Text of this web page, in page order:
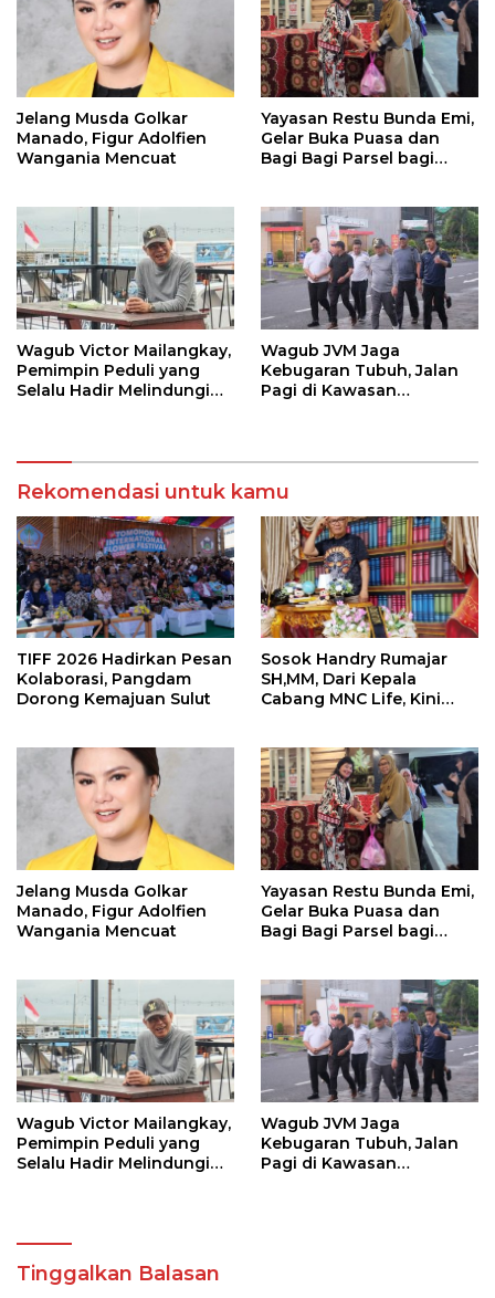
Jelang Musda Golkar
Manado, Figur Adolfien
Wangania Mencuat
Yayasan Restu Bunda Emi,
Gelar Buka Puasa dan
Bagi Bagi Parsel bagi
Wagub Victor Mailangkay,
Pemimpin Peduli yang
Selalu Hadir Melindungi
Wagub JVM Jaga
Kebugaran Tubuh, Jalan
Pagi di Kawasan
Rekomendasi untuk kamu
TIFF 2026 Hadirkan Pesan
Kolaborasi, Pangdam
Dorong Kemajuan Sulut
Sosok Handry Rumajar
SH,MM, Dari Kepala
Cabang MNC Life, Kini
Jelang Musda Golkar
Manado, Figur Adolfien
Wangania Mencuat
Yayasan Restu Bunda Emi,
Gelar Buka Puasa dan
Bagi Bagi Parsel bagi
Wagub Victor Mailangkay,
Pemimpin Peduli yang
Selalu Hadir Melindungi
Wagub JVM Jaga
Kebugaran Tubuh, Jalan
Pagi di Kawasan
Tinggalkan Balasan